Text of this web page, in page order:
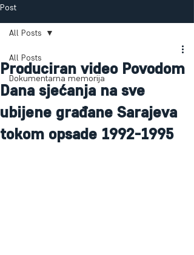
Post
All Posts
Dokumentarna memorija
All Posts
Produciran video Povodom
Dana sjećanja na sve
ubijene građane Sarajeva
tokom opsade 1992-1995